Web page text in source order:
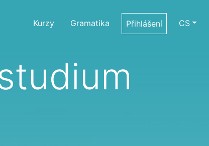
Kurzy
Gramatika Přihlášení CS